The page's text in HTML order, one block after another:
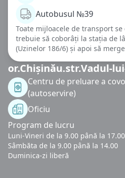
Autobusul №39
Toate mijloacele de transport
trebuie să coborâți la stația de
(Uzinelor 186/6) și apoi să
or.Chișinău.str.Vadul-
Centru de preluare a
(autoservire)
Oficiu
Program de lucru
Luni-Vineri de la 9.00 până la 17.00
Sâmbăta de la 9.00 până la 14.00
Duminica-zi liberă